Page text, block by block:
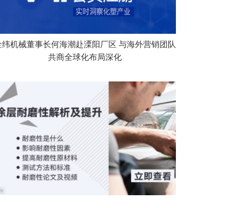
纬机械董事长何海潮赴溧阳厂区 与海外营销团队
共商全球化布局深化